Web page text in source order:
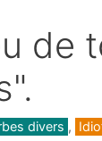
de
divers ,